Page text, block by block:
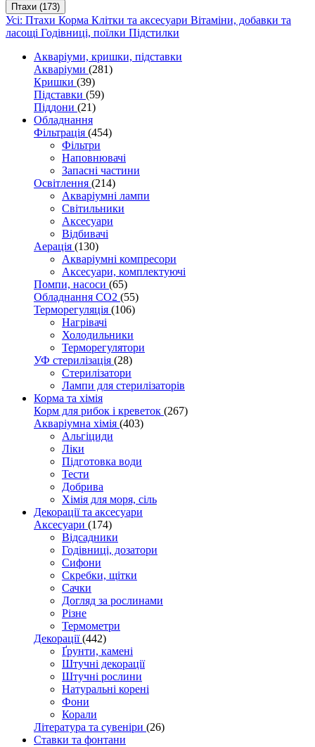
Птахи (173)
Усі: Птахи Корма Клітки та аксесуари Вітаміни, добавки та
ласощі Годівниці, поїлки Підстилки
Акваріуми, кришки, підставки
Акваріуми (281)
Кришки (39)
Підставки (59)
Піддони (21)
Обладнання
Фільтрація (454)
Фільтри
Наповнювачі
Запасні частини
Освітлення (214)
Акваріумні лампи
Світильники
Аксесуари
Відбивачі
Аерація (130)
Акваріумні компресори
Аксесуари, комплектуючі
Помпи, насоси (65)
Обладнання CO2 (55)
Терморегуляція (106)
Нагрівачі
Холодильники
Терморегулятори
УФ стерилізація (28)
Стерилізатори
Лампи для стерилізаторів
Корма та хімія
Корм для рибок і креветок (267)
Акваріумна хімія (403)
Альгіциди
Ліки
Підготовка води
Тести
Добрива
Хімія для моря, сіль
Декорації та аксесуари
Аксесуари (174)
Відсадники
Годівниці, дозатори
Сифони
Скребки, щітки
Сачки
Догляд за рослинами
Різне
Термометри
Декорації(442)
Ґрунти, камені
Штучні декорації
Штучні рослини
Натуральні корені
Фони
Корали
Література та сувеніри (26)
Ставки та фонтани